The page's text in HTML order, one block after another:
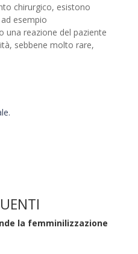
chirurgico, esistono
esempio
una reazione del paziente
sebbene molto rare,
la femminilizzazione